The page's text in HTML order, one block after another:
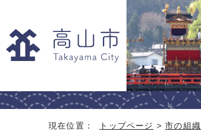
現在位置： トップページ >市の組織